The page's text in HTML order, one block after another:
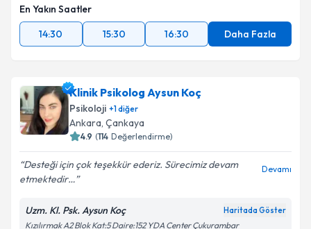
En Yakın Saatler
14:30
15:30 16:30 Daha Fazla
Klinik Psikolog Aysun Koç
Psikoloji +1diğer
Ankara, Çankaya
4.9 (114 Değerlendirme)
Desteği için çok teşekkür ederiz. Sürecimiz devam
etmektedir…
Devamı
Uzm. Kl. Psk. Aysun Koç Haritada Göster
Kızılırmak A2 Blok Kat:5 Daire:152 YDA Center Çukurambar